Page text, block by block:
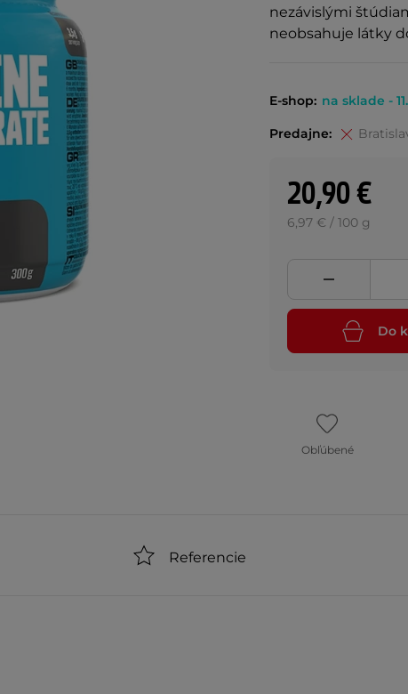
nezávislými
neobsahuje látky
E-shop: na sklade -
Predajne:
20,90 €
6,97 € / 100 g
Do
Obľúbené
Referencie